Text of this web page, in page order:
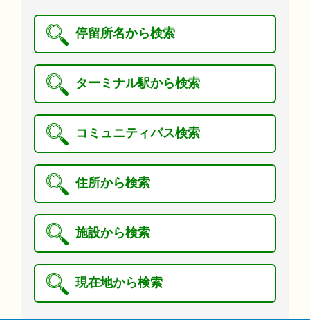
停留所名から検索
ターミナル駅から検索
コミュニティバス検索
住所から検索
施設から検索
現在地から検索